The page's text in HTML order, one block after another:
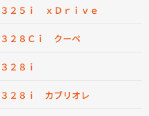
３２５ｉ ｘＤｒｉｖｅ
３２８Ｃｉ クーペ
３２８ｉ
３２８ｉ カブリオレ